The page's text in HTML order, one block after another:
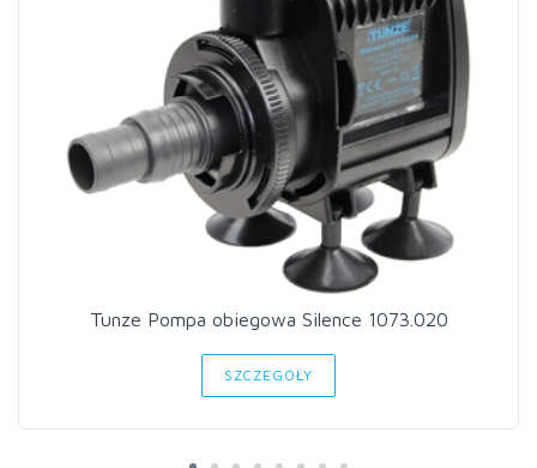
Tunze Pompa obiegowa Silence 1073.020
SZCZEGÓŁY